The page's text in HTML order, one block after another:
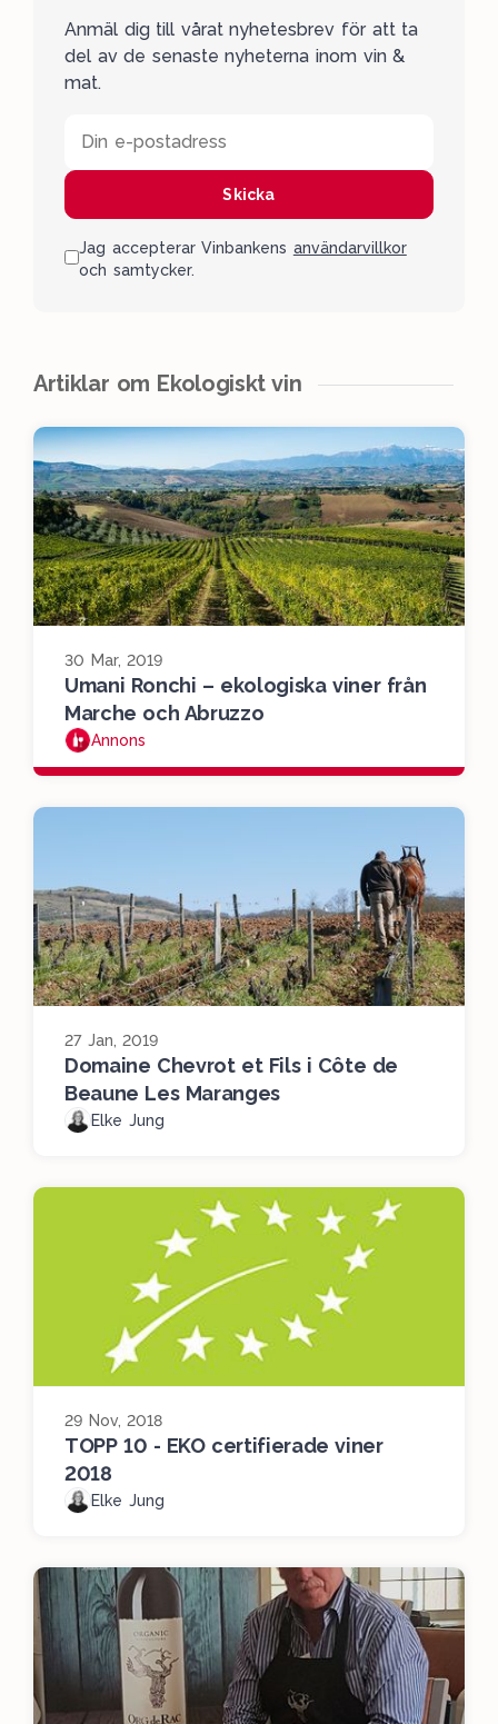
Anmäl dig till vårat nyhetesbrev för att ta
del av de senaste nyheterna inom vin &
mat.
Din e-postadress
Skicka
Jag accepterar Vinbankens användarvillkor
och samtycker.
Artiklar om Ekologiskt vin
30 Mar, 2019
Umani Ronchi – ekologiska viner från
Marche och Abruzzo
Annons
27 Jan, 2019
Domaine Chevrot et Fils i Côte de
Beaune Les Maranges
Elke Jung
29 Nov, 2018
TOPP 10 - EKO certifierade viner
2018
Elke Jung